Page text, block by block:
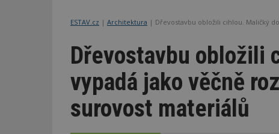
ESTAV.cz Architektura Dřevostavbu obložili cihlou. Maličký
Dřevostavbu obložili
vypadá jako věčně
surovost materiálů